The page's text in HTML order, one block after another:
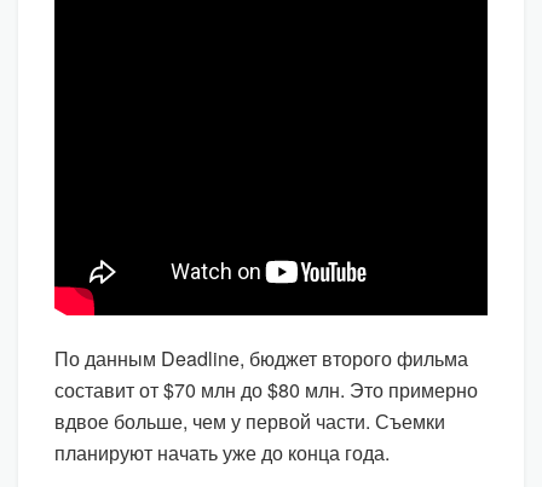
По данным Deadline, бюджет второго фильма
составит от $70 млн до $80 млн. Это примерно
вдвое больше, чем у первой части. Съемки
планируют начать уже до конца года.